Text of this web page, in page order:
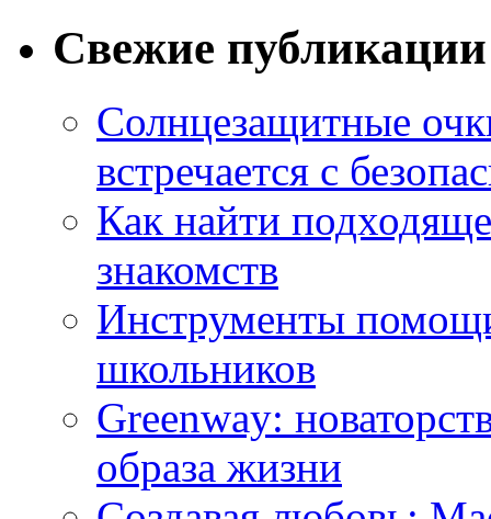
Свежие публикации
Солнцезащитные
встречается с
Как найти
знакомств
Инструменты
школьников
Greenway:
образа жизни